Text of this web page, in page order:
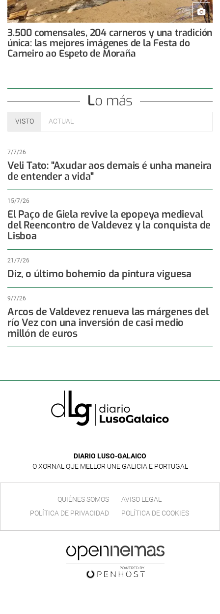
3.500 comensales, 204 carneros y una tradición
única: las mejores imágenes de la Festa do
Carneiro ao Espeto de Moraña
Lo más
VISTO ACTUAL
7/7/26
Veli Tato: "Axudar aos demais é unha maneira
de entender a vida"
15/7/26
El Paço de Giela revive la epopeya medieval
del Reencontro de Valdevez y la conquista de
Lisboa
21/7/26
Diz, o último bohemio da pintura viguesa
9/7/26
Arcos de Valdevez renueva las márgenes del
río Vez con una inversión de casi medio
millón de euros
DIARIO LUSO-GALAICO
O XORNAL QUE MELLOR UNE GALICIA E PORTUGAL
QUIÉNES SOMOS
AVISO LEGAL
POLÍTICA DE PRIVACIDAD
POLÍTICA DE COOKIES